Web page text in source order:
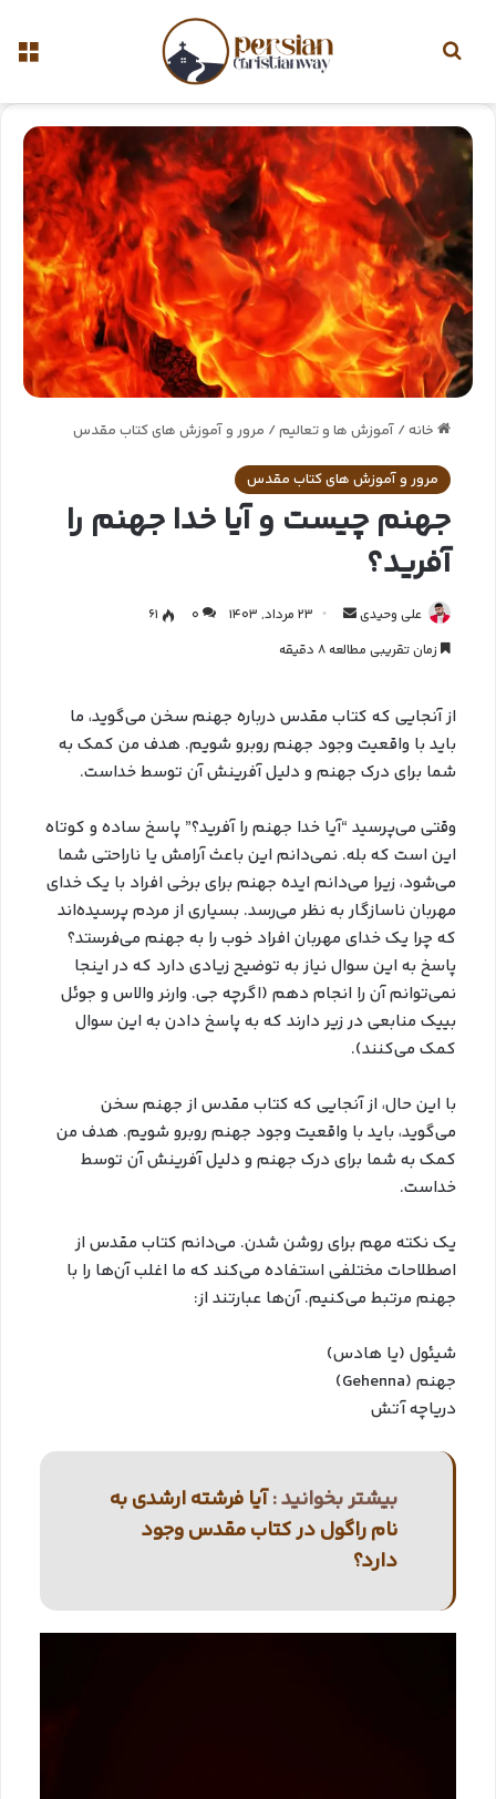
خانه/ آموزش ها و تعالیم/ مرور و آموزش های کتاب مقدس
مرور و آموزش های کتاب مقدس
جهنم چیست و آیا خدا جهنم را
آفرید؟
علی وحیدی 23 مرداد, 1403 0
61
زمان تقریبی مطالعه 8 دقیقه
از آنجایی که کتاب مقدس درباره جهنم سخن می‌گوید، ما
باید با واقعیت وجود جهنم روبرو شویم. هدف من کمک به
شما برای درک جهنم و دلیل آفرینش آن توسط خداست.
وقتی می‌پرسید “آیا خدا جهنم را آفرید؟” پاسخ ساده و کوتاه
این است که بله. نمی‌دانم این باعث آرامش یا ناراحتی شما
می‌شود، زیرا می‌دانم ایده جهنم برای برخی افراد با یک خدای
مهربان ناسازگار به نظر می‌رسد. بسیاری از مردم پرسیده‌اند
که چرا یک خدای مهربان افراد خوب را به جهنم می‌فرستد؟
پاسخ به این سوال نیاز به توضیح زیادی دارد که در اینجا
نمی‌توانم آن را انجام دهم (اگرچه جی. وارنر والاس و جوئل
بییک منابعی در زیر دارند که به پاسخ دادن به این سوال
کمک می‌کنند).
با این حال، از آنجایی که کتاب مقدس از جهنم سخن
می‌گوید، باید با واقعیت وجود جهنم روبرو شویم. هدف من
کمک به شما برای درک جهنم و دلیل آفرینش آن توسط
خداست.
یک نکته مهم برای روشن شدن. می‌دانم کتاب مقدس از
اصطلاحات مختلفی استفاده می‌کند که ما اغلب آن‌ها را با
جهنم مرتبط می‌کنیم. آن‌ها عبارتند از:
شیئول (یا هادس)
جهنم (Gehenna)
دریاچه آتش
بیشتر بخوانید :آیا فرشته‌ ارشدی به
نام راگول در کتاب مقدس وجود
دارد؟